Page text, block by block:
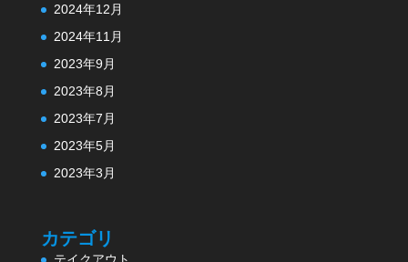
2024年12月
2024年11月
2023年9月
2023年8月
2023年7月
2023年5月
2023年3月
カテゴリ
テイクアウト